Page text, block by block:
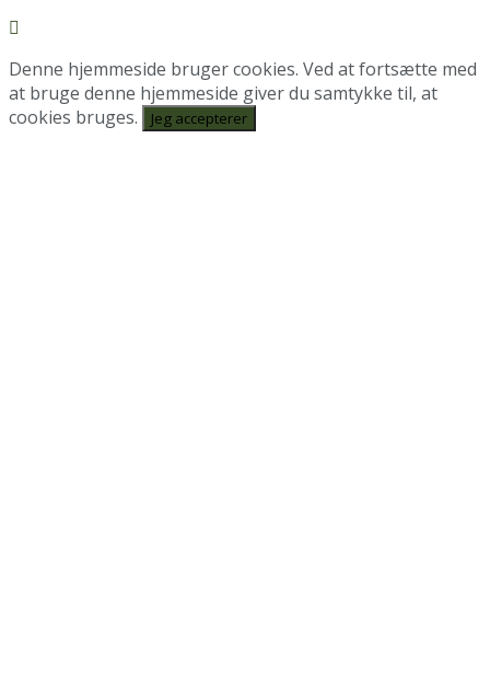
Denne hjemmeside bruger cookies. Ved at fortsætte med
at bruge denne hjemmeside giver du samtykke til, at
cookies bruges.
Jeg accepterer